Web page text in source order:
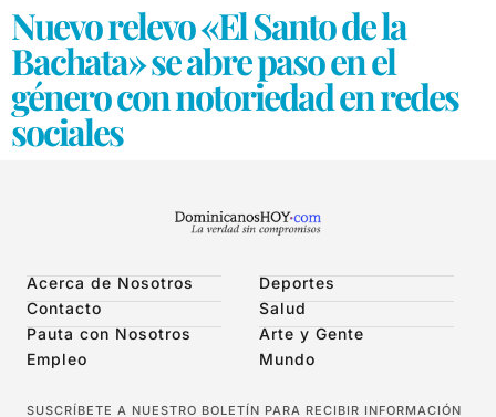
Nuevo relevo «El Santo de la
Bachata» se abre paso en el
género con notoriedad en redes
sociales
Acerca de Nosotros
Contacto
Pauta con Nosotros
Empleo
Deportes
Salud
Arte y Gente
Mundo
SUSCRÍBETE A NUESTRO BOLETÍN PARA RECIBIR INFORMACIÓN